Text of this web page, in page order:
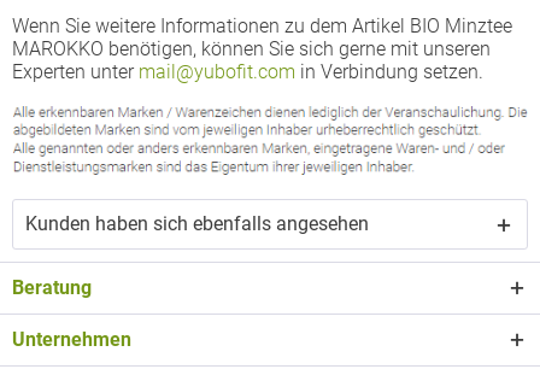
Wenn Sie weitere Informationen zu dem Artikel BIO Minztee
MAROKKO benötigen, können Sie sich gerne mit unseren
Experten unter mail@yubofit.com in Verbindung setzen.
Kunden haben sich ebenfalls angesehen
Beratung
Unternehmen